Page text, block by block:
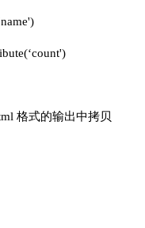
格式的输出中拷贝